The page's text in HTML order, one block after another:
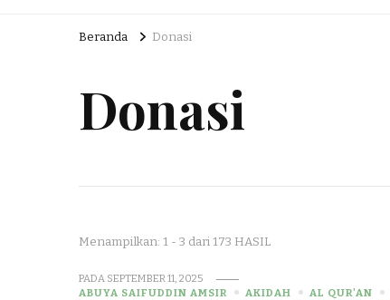
Beranda Donasi
Donasi
Menampilkan: 1 - 3 dari 173 HASIL
PADA SEPTEMBER 11, 2025
ABUYA SAIFUDDIN AMSIR
AKIDAH AL QUR'AN